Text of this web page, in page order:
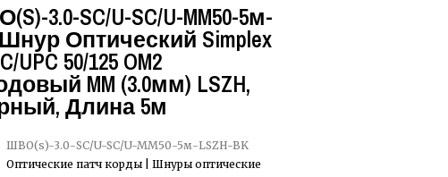
3.0-SC/U-SC/U-MM50-5м-
Шнур Оптический Simplex
UPC 50/125 OM2
MM (3.0мм) LSZH,
Длина 5м
ШВО(s)-3.0-SC/U-SC/U-MM50-5м-LSZH-BK
Оптические патч корды | Шнуры оптические